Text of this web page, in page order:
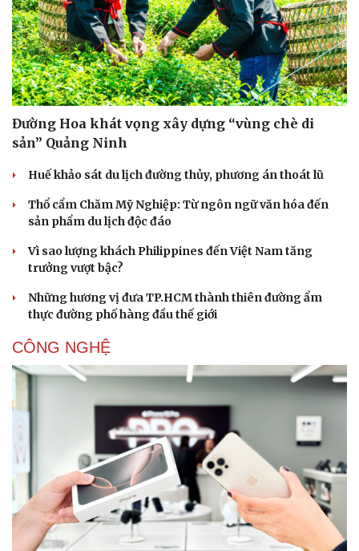
Đường Hoa khát vọng xây dựng “vùng chè di
sản” Quảng Ninh
Huế khảo sát du lịch đường thủy, phương án thoát lũ
Thổ cẩm Chăm Mỹ Nghiệp: Từ ngôn ngữ văn hóa đến
sản phẩm du lịch độc đáo
Vì sao lượng khách Philippines đến Việt Nam tăng
trưởng vượt bậc?
Những hương vị đưa TP.HCM thành thiên đường ẩm
thực đường phố hàng đầu thế giới
CÔNG NGHỆ